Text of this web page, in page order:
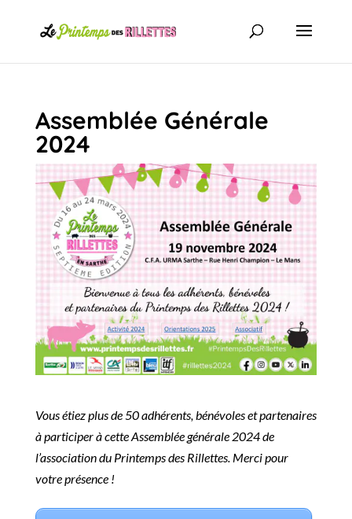
Assemblée Générale
2024
Vous étiez plus de 50 adhérents, bénévoles et partenaires
à participer à cette Assemblée générale 2024 de
l’association du Printemps des Rillettes. Merci pour
votre présence !